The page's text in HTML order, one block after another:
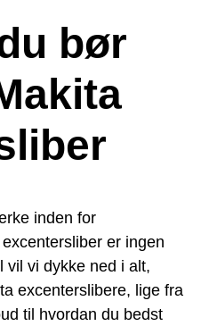
bør
inden for
er ingen
vil vi dykke ned i alt,
excenterslibere, lige fra
til hvordan du bedst